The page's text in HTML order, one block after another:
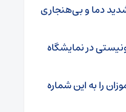
دما و بی‌هنجاری
در نمایشگاه
را به این شماره